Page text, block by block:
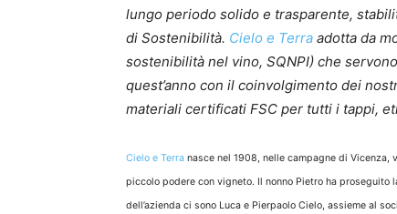
lungo periodo solido e trasparente,
di Sostenibilità. Cielo e Terra adotta da
sostenibilità nel vino, SQNPI) che
quest’anno con il coinvolgimento dei
materiali certificati FSC per tutti i tappi,
Cielo e Terra nasce nel 1908, nelle campagne di
piccolo podere con vigneto. Il nonno Pietro ha proseguito
dell’azienda ci sono Luca e Pierpaolo Cielo, assieme al